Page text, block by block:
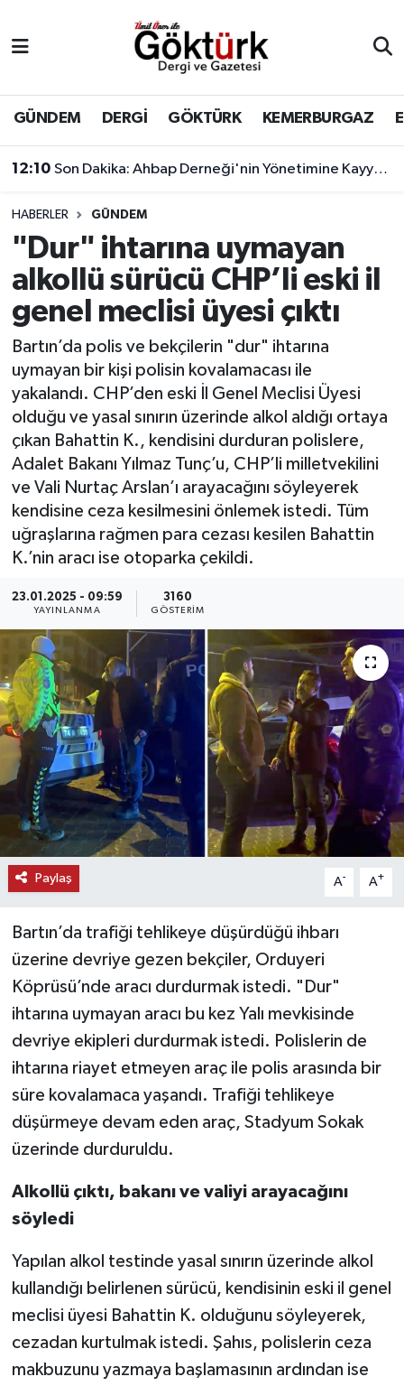
GÜNDEM DERGİ GÖKTÜRK KEMERBURGAZ
12:10 Son Dakika: Ahbap Derneği'nin Yönetimine Kayyum Atandı
HABERLER GÜNDEM
"Dur" ihtarına uymayan
alkollü sürücü CHP’li eski il
genel meclisi üyesi çıktı
Bartın’da polis ve bekçilerin "dur" ihtarına
uymayan bir kişi polisin kovalamacası ile
yakalandı. CHP’den eski İl Genel Meclisi Üyesi
olduğu ve yasal sınırın üzerinde alkol aldığı ortaya
çıkan Bahattin K., kendisini durduran polislere,
Adalet Bakanı Yılmaz Tunç’u, CHP’li milletvekilini
ve Vali Nurtaç Arslan’ı arayacağını söyleyerek
kendisine ceza kesilmesini önlemek istedi. Tüm
uğraşlarına rağmen para cezası kesilen Bahattin
K.’nin aracı ise otoparka çekildi.
23.01.2025 - 09:59
YAYINLANMA
3160
GÖSTERIM
Paylaş A- A+
Bartın’da trafiği tehlikeye düşürdüğü ihbarı
üzerine devriye gezen bekçiler, Orduyeri
Köprüsü’nde aracı durdurmak istedi. "Dur"
ihtarına uymayan aracı bu kez Yalı mevkisinde
devriye ekipleri durdurmak istedi. Polislerin de
ihtarına riayet etmeyen araç ile polis arasında bir
süre kovalamaca yaşandı. Trafiği tehlikeye
düşürmeye devam eden araç, Stadyum Sokak
üzerinde durduruldu.
Alkollü çıktı, bakanı ve valiyi arayacağını
söyledi
Yapılan alkol testinde yasal sınırın üzerinde alkol
kullandığı belirlenen sürücü, kendisinin eski il genel
meclisi üyesi Bahattin K. olduğunu söyleyerek,
cezadan kurtulmak istedi. Şahıs, polislerin ceza
makbuzunu yazmaya başlamasının ardından ise
BİLİM
DERGİ
DÜNYA
EĞİTİM
EKONOMİ
GÖKTÜRK
GÜNDEM
KEMERBURGAZ
KÜLTÜR - SANAT
MAGAZİN
SPOR
TEKNOLOJİ
TİCARET
YAŞAM
Eyüpsultan Hava Durumu
Eyüpsultan Trafik Yoğunluk Haritası
Süper Lig Puan Durumu ve Fikstür
Tüm Manşetler
Son Dakika Haberleri
Haber Arşivi